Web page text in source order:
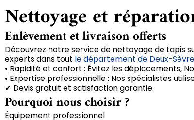
Nettoyage et
Enlèvement et livraison offerts
Découvrez notre service de nettoyage de tapis
experts dans tout le département de Deux-
• Rapidité et confort : Évitez les déplacements,
• Expertise professionnelle : Nos spécialistes
✔ Devis gratuit et satisfaction garantie.
Pourquoi nous choisir ?
Équipement professionnel